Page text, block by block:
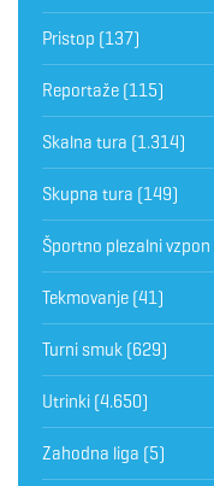
Pristop (137)
Reportaže (115)
Skalna tura (1.314)
Skupna tura (149)
Športno plezalni vzpon
Tekmovanje (41)
Turni smuk (629)
Utrinki (4.650)
Zahodna liga (5)